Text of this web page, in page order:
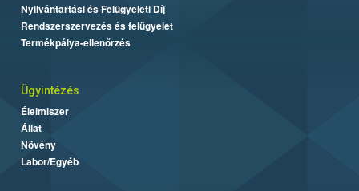
Nyilvántartási és Felügyeleti Díj
Rendszerszervezés és felügyelet
Termékpálya-ellenőrzés
Ügyintézés
Élelmiszer
Állat
Növény
Labor/Egyéb